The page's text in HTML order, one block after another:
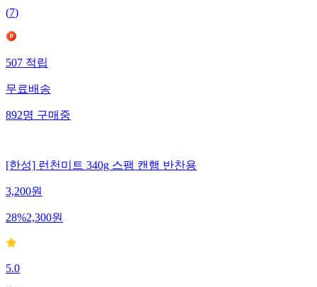
(7)
507적립
무료배송
892명구매중
[한성] 런천미트 340g 스팸 캔햄 반찬용
3,200원
28%2,300원
5.0